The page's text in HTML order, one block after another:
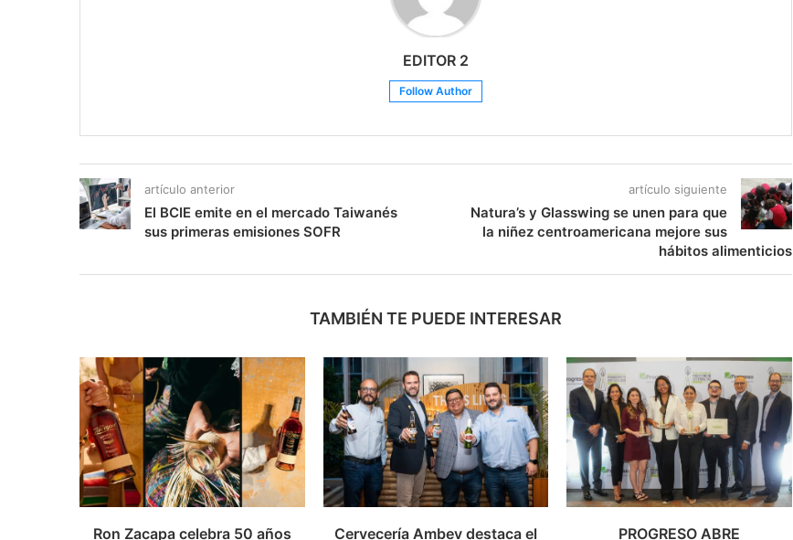
EDITOR 2
Follow Author
artículo anterior
El BCIE emite en el mercado Taiwanés
sus primeras emisiones SOFR
artículo siguiente
Natura’s y Glasswing se unen para que
la niñez centroamericana mejore sus
hábitos alimenticios
TAMBIÉN TE PUEDE INTERESAR
Ron Zacapa celebra 50 años Cervecería Ambev destaca el PROGRESO ABRE